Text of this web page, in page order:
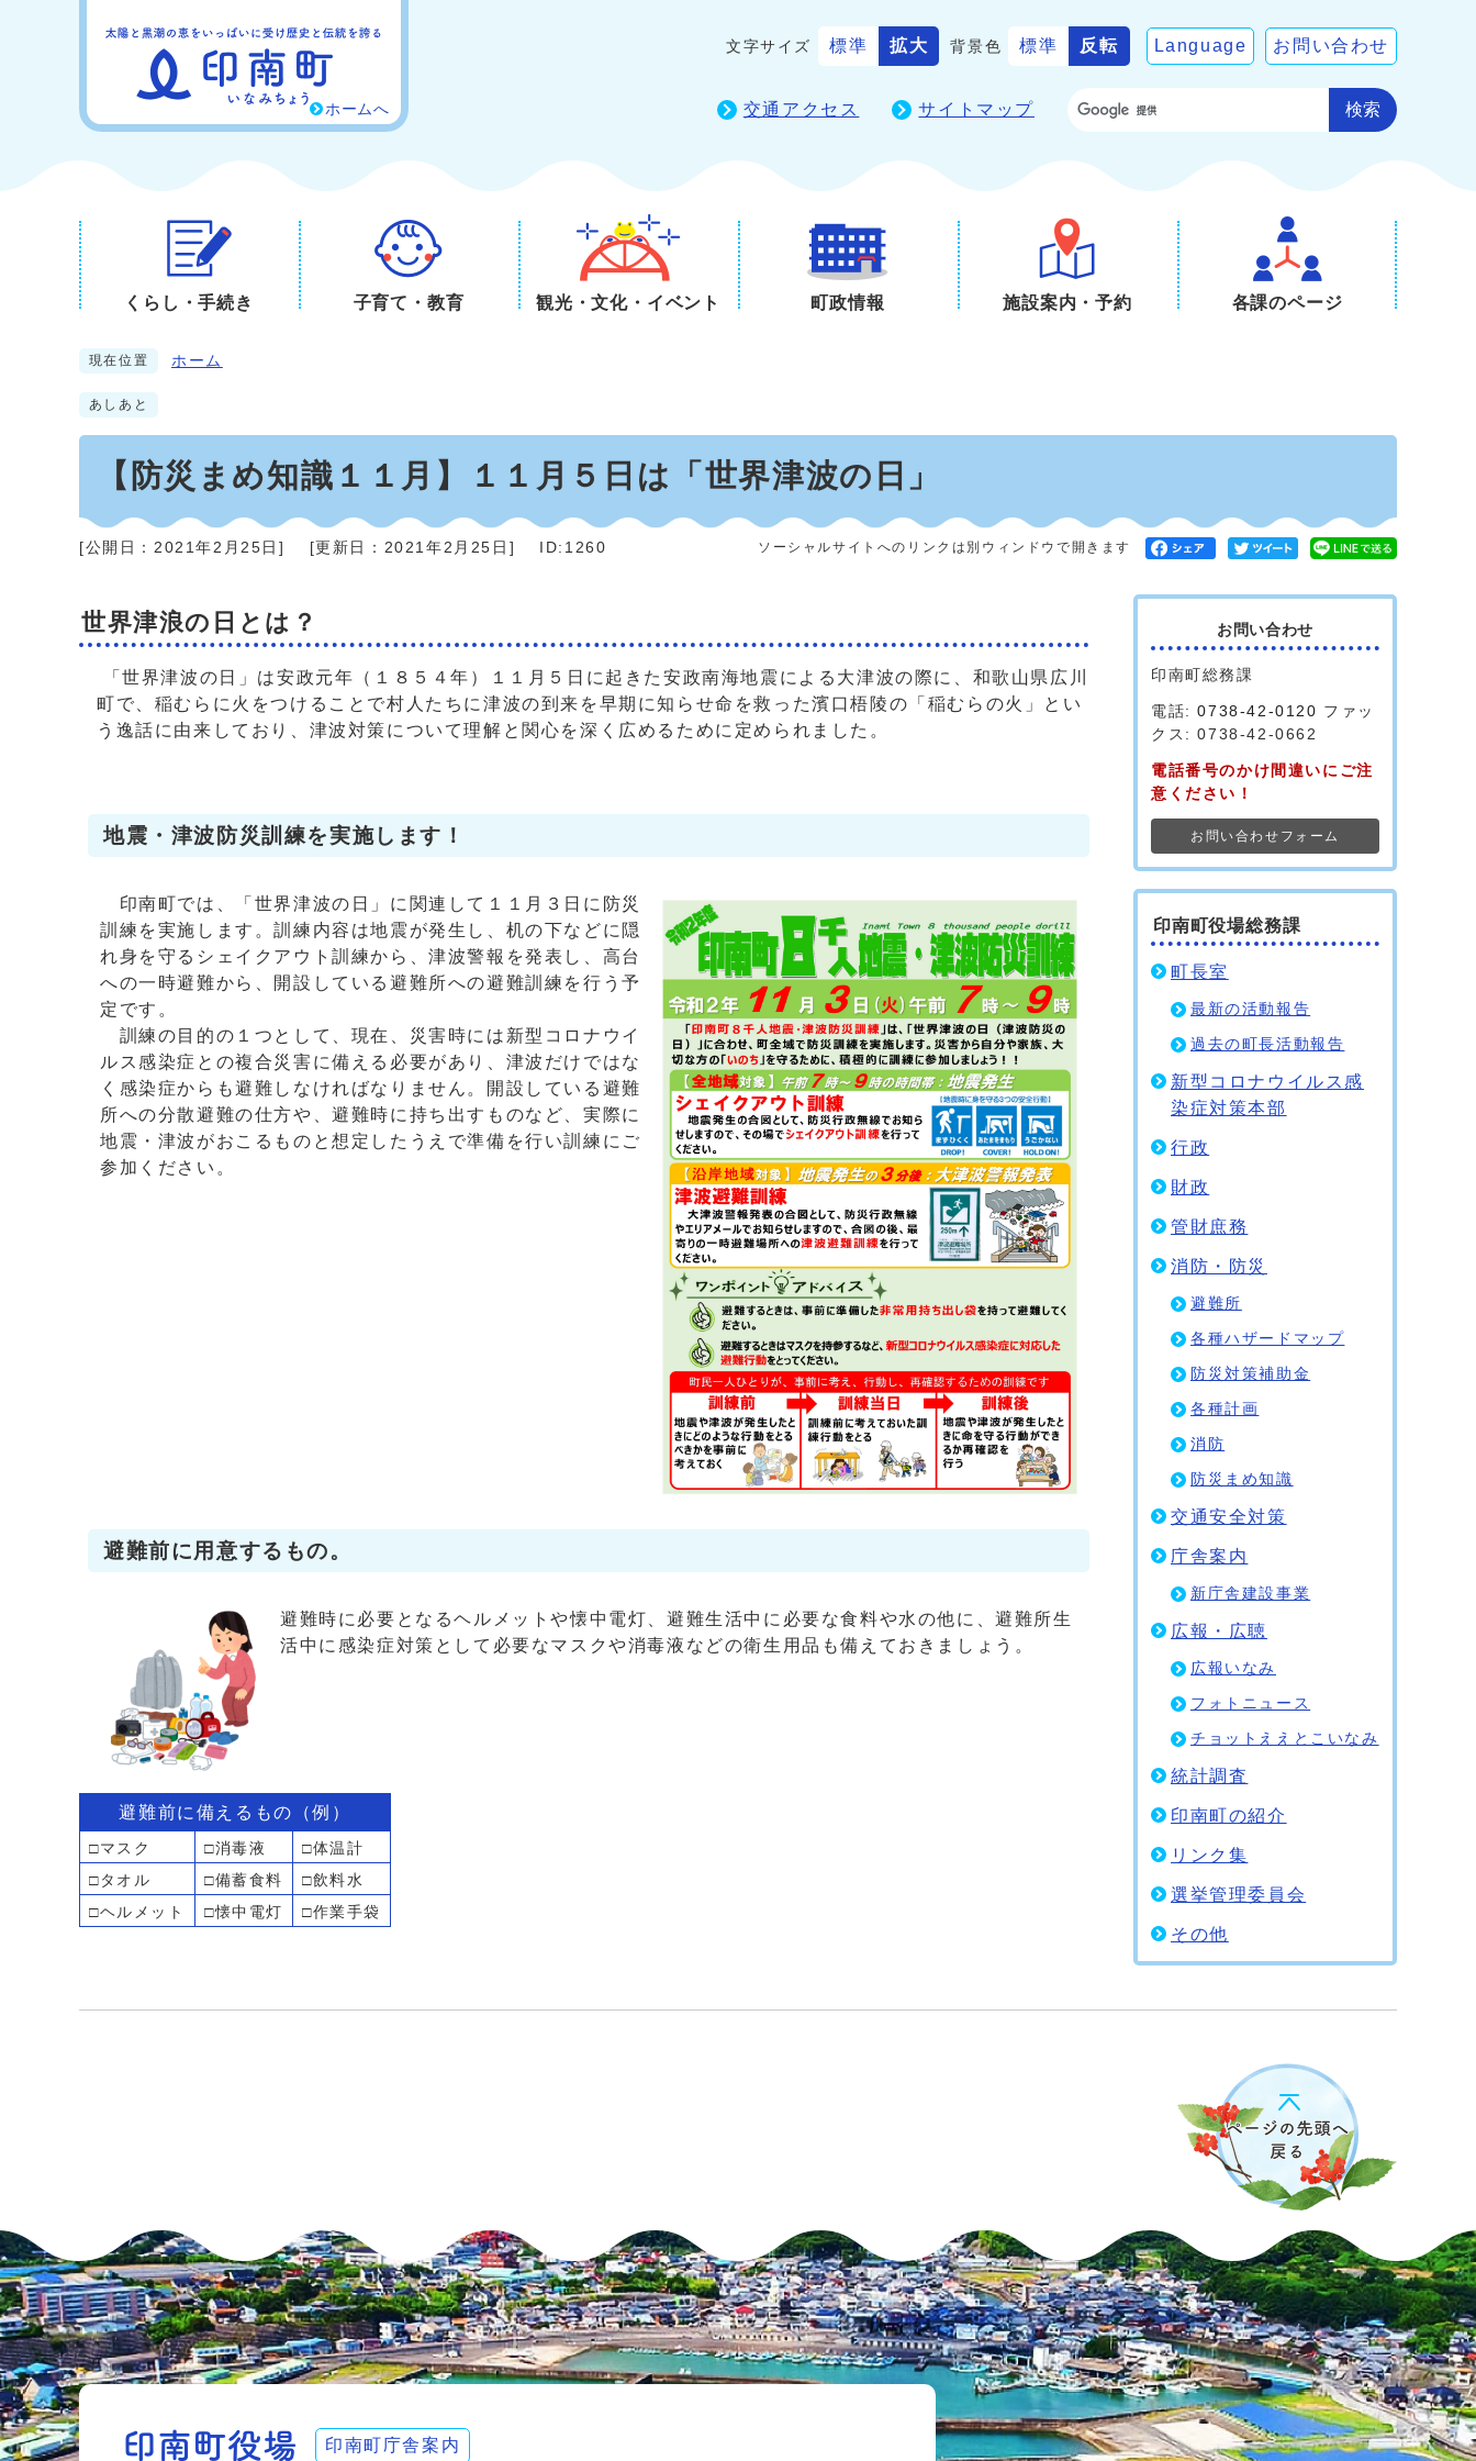
ホームへ
文字サイズ 標準 拡大 背景色 標準 反転 Language お問い合わせ
交通アクセス サイトマップ 検索
くらし・手続き 子育て・教育 観光・文化・イベント 町政情報 施設案内・予約 各課のページ
現在位置 ホーム
あしあと
【防災まめ知識１１月】１１月５日は「世界津波の日」
[公開日： 2021年2月25日 ] [更新日： 2021年2月25日 ] ID:1260 ソーシャルサイトへのリンクは別ウィンドウで開きます
世界津浪の日とは？
「世界津波の日」は安政元年（１８５４年）１１月５日に起きた安政南海地震による大津波の際に、和歌山県広川
町で、稲むらに火をつけることで村人たちに津波の到来を早期に知らせ命を救った濱口梧陵の「稲むらの火」とい
う逸話に由来しており、津波対策について理解と関心を深く広めるために定められました。
地震・津波防災訓練を実施します！
印南町では、「世界津波の日」に関連して１１月３日に防災
訓練を実施します。訓練内容は地震が発生し、机の下などに隠
れ身を守るシェイクアウト訓練から、津波警報を発表し、高台
への一時避難から、開設している避難所への避難訓練を行う予
定です。
訓練の目的の１つとして、現在、災害時には新型コロナウイ
ルス感染症との複合災害に備える必要があり、津波だけではな
く感染症からも避難しなければなりません。開設している避難
所への分散避難の仕方や、避難時に持ち出すものなど、実際に
地震・津波がおこるものと想定したうえで準備を行い訓練にご
参加ください。
避難前に用意するもの。
避難時に必要となるヘルメットや懐中電灯、避難生活中に必要な食料や水の他に、避難所生
活中に感染症対策として必要なマスクや消毒液などの衛生用品も備えておきましょう。
避難前に備えるもの（例）
□マスク □消毒液
□体温計
□タオル
□備蓄食料
□飲料水
□ヘルメット
□懐中電灯 □作業手袋
お問い合わせ
印南町総務課
電話:0738-42-0120 ファッ
クス: 0738-42-0662
電話番号のかけ間違いにご注
意ください！
お問い合わせフォーム
印南町役場総務課
町長室
最新の活動報告
過去の町長活動報告
新型コロナウイルス感
染症対策本部
行政
財政
管財庶務
消防・防災
避難所
各種ハザードマップ
防災対策補助金
各種計画
消防
防災まめ知識
交通安全対策
庁舎案内
新庁舎建設事業
広報・広聴
広報いなみ
フォトニュース
チョットええとこいなみ
統計調査
印南町の紹介
リンク集
選挙管理委員会
その他
印南町庁舎案内